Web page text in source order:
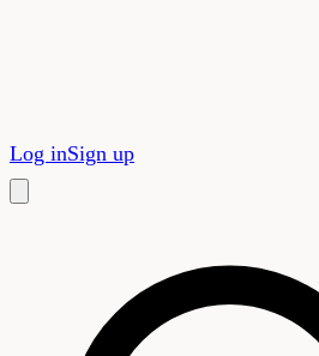
Log inSign up